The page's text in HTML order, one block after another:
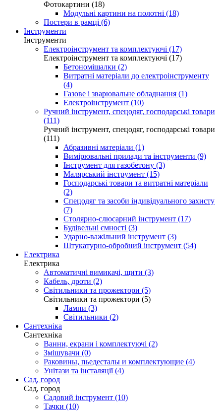
Фотокартини (18)
Модульні картини на полотні (18)
Постери в рамці (6)
Інструменти
Інструменти
Електроінструмент та комплектуючі (17)
Електроінструмент та комплектуючі (17)
Бетономішалки (2)
Витратні матеріали до електроінструменту
(4)
Газове і зварювальне обладнання (1)
Електроінструмент (10)
Ручний інструмент, спецодяг, господарські товари
(111)
Ручний інструмент, спецодяг, господарські товари
(111)
Абразивні матеріали (1)
Вимірювальні прилади та інструменти (9)
Інструмент для газобетону (3)
Малярський інструмент (15)
Господарські товари та витратні матеріали
(2)
Спецодяг та засоби індивідуального захисту
(7)
Столярно-слюсарний інструмент (17)
Будівельні ємності (3)
Ударно-важільний інструмент (3)
Штукатурно-обробний інструмент (54)
Електрика
Електрика
Автоматичні вимикачі, щити (3)
Кабель, дроти (2)
Світильники та прожектори (5)
Світильники та прожектори (5)
Лампи (3)
Світильники (2)
Сантехніка
Сантехніка
Ванни, екрани і комплектуючі (2)
Змішувачи (0)
Раковины, пьедесталы и комплектующие (4)
Унітази та інсталяції (4)
Сад, город
Сад, город
Садовий інструмент (10)
Тачки (10)